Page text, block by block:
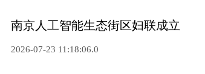
南京人工智能生态街区妇联成立
2026-07-23 11:18:06.0